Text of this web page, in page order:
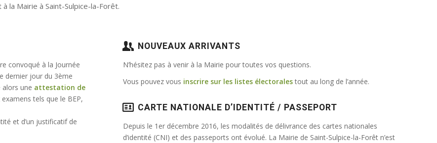
la Mairie à Saint-Sulpice-la-Forêt.
convoqué à la Journée
dernier jour du 3ème
alors une attestation de
tels que le BEP,
et d’un justificatif de
NOUVEAUX ARRIVANTS
N’hésitez pas à venir à la Mairie pour toutes vos questions.
Vous pouvez vous inscrire sur les listes électoralestout au long de l’année.
CARTE NATIONALE D’IDENTITÉ / PASSEPORT
Depuis le 1er décembre 2016, les modalités de délivrance des cartes nationales
d’identité (CNI) et des passeports ont évolué. La Mairie de Saint-Sulpice-la-Forêt n’est